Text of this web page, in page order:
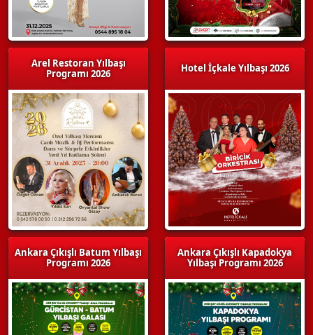
Arel Restoran Yılbaşı
Programı 2026
Ankara Çıkışlı Batum Yılbaşı
Programı 2026
Hotel İçkale Yılbaşı 2026
Ankara Çıkışlı Kapadokya
Yılbaşı Programı 2026